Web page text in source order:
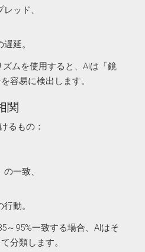
ッド、
延。
ムを使用すると、AIは「鏡
容易に検出します。
関
るもの：
一致、
動。
～95%一致する場合、AIはそ
分類します。